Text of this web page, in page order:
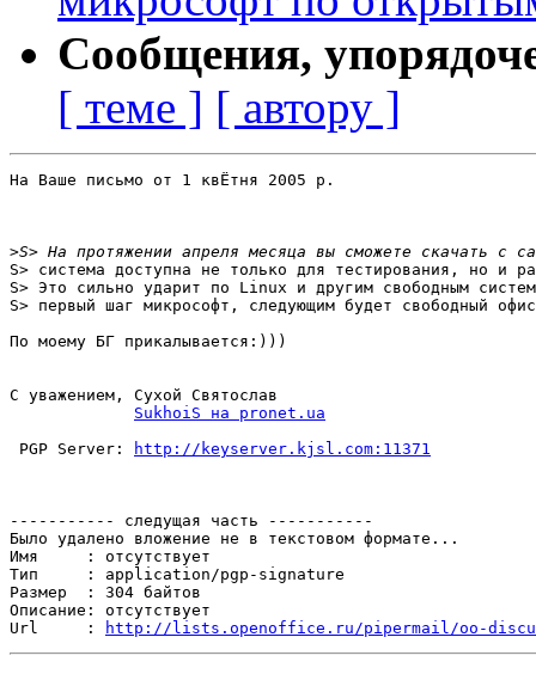
Сообщения,
[ теме ] [ автору ]
На Ваше письмо от 1 квЁтня 2005 р.
>
S> система доступна не только для тестирования, но и
S> Это сильно ударит по Linux и другим свободным
S> первый шаг микрософт, следующим будет свободный
По моему БГ прикалывается:)))
С уважением, Сухой Святослав
SukhoiS на pronet.ua
PGP Server:
http://keyserver.kjsl.com:11371
----------- следущая часть -----------
Было удалено вложение не в текстовом формате...
Имя     : отсутствует
Тип     : application/pgp-signature
Размер  : 304 байтов
Описание: отсутствует
Url     :
http://lists.openoffice.ru/pipermail/oo-